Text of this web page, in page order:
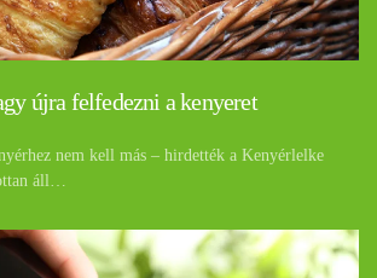
újra felfedezni a kenyeret
nem kell más – hirdették a Kenyérlelke
áll…